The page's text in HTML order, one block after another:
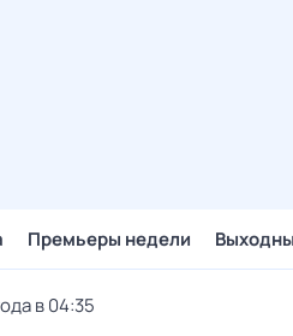
Премьеры недели
в 04:35